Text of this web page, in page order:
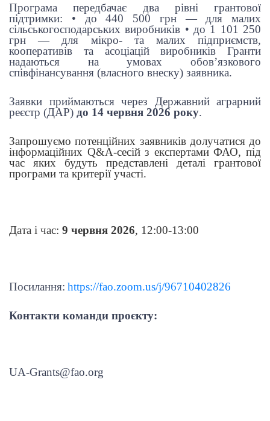
Програма передбачає два рівні грантової
підтримки: • до 440 500 грн — для малих
сільськогосподарських виробників • до 1 101 250
грн — для мікро- та малих підприємств,
кооперативів та асоціацій виробників Гранти
надаються на умовах обов’язкового
співфінансування (власного внеску) заявника.
Заявки приймаються через Державний аграрний
реєстр (ДАР) до 14 червня 2026 року.
Запрошуємо потенційних заявників долучатися до
інформаційних Q&A-сесій з експертами ФАО, під
час яких будуть представлені деталі грантової
програми та критерії участі.
Дата і час: 9 червня 2026, 12:00-13:00
Посилання: https://fao.zoom.us/j/96710402826
Контакти команди проєкту:
UA-Grants@fao.org